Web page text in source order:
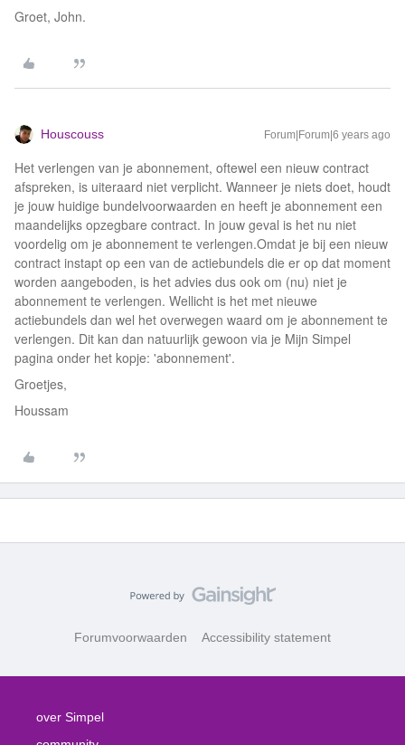
Groet, John.
Houscouss Forum|Forum|6 years ago
Het verlengen van je abonnement, oftewel een nieuw contract
afspreken, is uiteraard niet verplicht. Wanneer je niets doet, houdt
je jouw huidige bundelvoorwaarden en heeft je abonnement een
maandelijks opzegbare contract. In jouw geval is het nu niet
voordelig om je abonnement te verlengen.Omdat je bij een nieuw
contract instapt op een van de actiebundels die er op dat moment
worden aangeboden, is het advies dus ook om (nu) niet je
abonnement te verlengen. Wellicht is het met nieuwe
actiebundels dan wel het overwegen waard om je abonnement te
verlengen. Dit kan dan natuurlijk gewoon via je Mijn Simpel
pagina onder het kopje: 'abonnement'.
Groetjes,
Houssam
Forumvoorwaarden Accessibility statement
over Simpel